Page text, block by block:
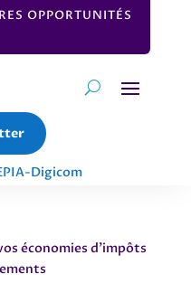
OPPORTUNITÉS
Digicom